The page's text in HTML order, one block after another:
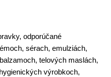
odporúčané
sérach, emulziách,
telových maslách,
výrobkoch,